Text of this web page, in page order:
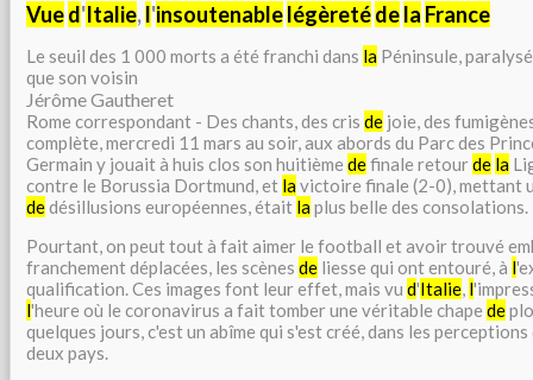
Vued'Italie,l'insoutenablelégèretédela France
Le seuil des 1 000 morts a été franchi dans la Péninsule,
que son voisin
Jérôme Gautheret
Rome correspondant - Des chants, des cris de joie, des
complète, mercredi 11 mars au soir, aux abords du Parc des
Germain y jouait à huis clos son huitième definale retourde la
contre le Borussia Dortmund, et lavictoire finale (2-0), mettant
dedésillusions européennes, était laplus belle des consolations.
Pourtant, on peut tout à fait aimer le football et avoir trouvé
franchement déplacées, les scènes de liesse qui ont entouré, à l
qualification. Ces images font leur effet, mais vu d'Italie, l
l'heure où le coronavirus a fait tomber une véritable chape de
quelques jours, c'est un abîme qui s'est créé, dans les
deux pays.